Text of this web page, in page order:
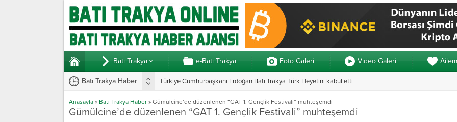
Batı Trakya e-Batı Trakya Foto Galeri Video Galeri Ailem
Batı Trakya Haber Türkiye Cumhurbaşkanı Erdoğan Batı Trakya Türk Heyetini kabul etti
Anasayfa » Batı Trakya Haber » Gümülcine’de düzenlenen “GAT 1. Gençlik Festivali” muhteşemdi
Gümülcine’de düzenlenen “GAT 1. Gençlik Festivali” muhteşemdi